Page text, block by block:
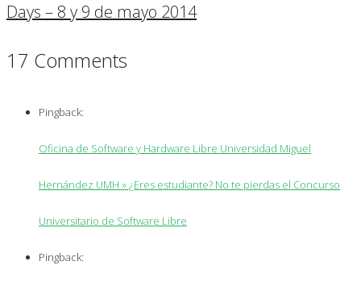
Days – 8 y 9 de mayo 2014
17 Comments
Pingback:
Oficina de Software y Hardware Libre Universidad Miguel
Hernández UMH » ¿Eres estudiante? No te pierdas el Concurso
Universitario de Software Libre
Pingback: